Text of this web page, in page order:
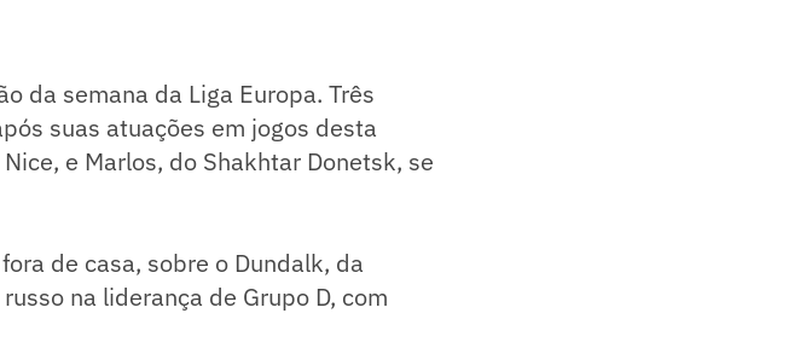
da semana da Liga Europa. Três
suas atuações em jogos desta
e Marlos, do Shakhtar Donetsk, se
de casa, sobre o Dundalk, da
na liderança de Grupo D, com